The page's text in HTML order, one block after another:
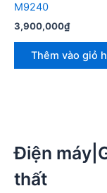
M9240
3,900,000₫
Thêm vào giỏ
Điện
thất